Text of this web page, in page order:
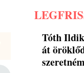
Tóth
át